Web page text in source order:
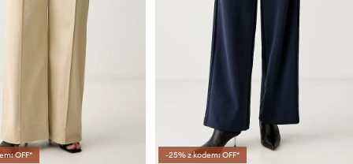
OFF* -25% z kodem: OFF*